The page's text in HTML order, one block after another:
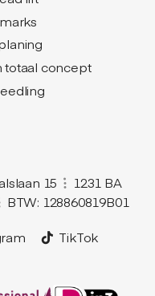
totaal concept
15
1231 BA
BTW: 128860819B01
TikTok